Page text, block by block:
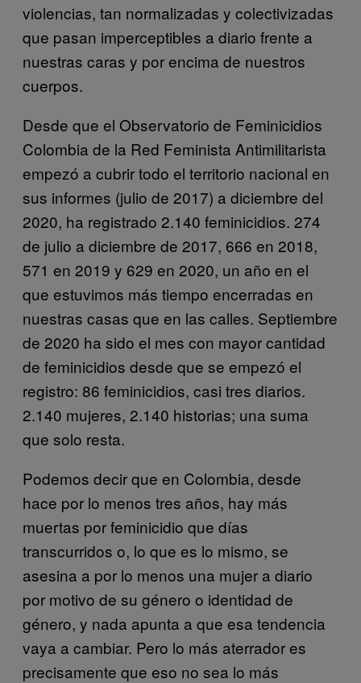
violencias, tan normalizadas y colectivizadas
que pasan imperceptibles a diario frente a
nuestras caras y por encima de nuestros
cuerpos.
Desde que el Observatorio de Feminicidios
Colombia de la Red Feminista Antimilitarista
empezó a cubrir todo el territorio nacional en
sus informes (julio de 2017) a diciembre del
2020, ha registrado 2.140 feminicidios. 274
de julio a diciembre de 2017, 666 en 2018,
571 en 2019 y 629 en 2020, un año en el
que estuvimos más tiempo encerradas en
nuestras casas que en las calles. Septiembre
de 2020 ha sido el mes con mayor cantidad
de feminicidios desde que se empezó el
registro: 86 feminicidios, casi tres diarios.
2.140 mujeres, 2.140 historias; una suma
que solo resta.
Podemos decir que en Colombia, desde
hace por lo menos tres años, hay más
muertas por feminicidio que días
transcurridos o, lo que es lo mismo, se
asesina a por lo menos una mujer a diario
por motivo de su género o identidad de
género, y nada apunta a que esa tendencia
vaya a cambiar. Pero lo más aterrador es
precisamente que eso no sea lo más